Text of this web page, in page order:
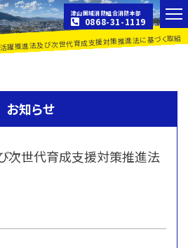
津山圏域消防組合消防本部
0868-31-1119
躍推進法及び次世代育成支援対策推進法に基づく取組
お知らせ
次世代育成支援対策推進法